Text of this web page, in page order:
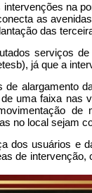
na
as
das
serviços
já que a
de alargamento
uma faixa nas
no local sejam
dos usuários e
de